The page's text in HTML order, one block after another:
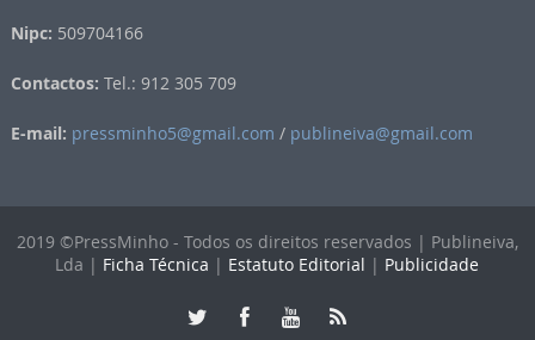
Nipc: 509704166
Contactos: Tel.: 912 305 709
E-mail: pressminho5@gmail.com / publineiva@gmail.com
2019 ©PressMinho - Todos os direitos reservados | Publineiva,
Lda | Ficha Técnica | Estatuto Editorial | Publicidade